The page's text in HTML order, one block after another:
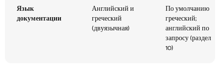
Язык
документации
Английский и
греческий
(двуязычная)
По умолчанию
греческий;
английский по
запросу (раздел
10)